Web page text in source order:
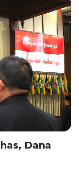
Dana